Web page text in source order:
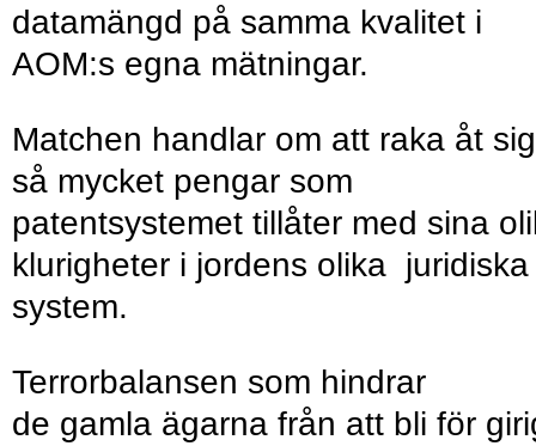
datamängd på samma kvalitet i
AOM:s egna mätningar.
Matchen handlar om att raka åt sig
så mycket pengar som
patentsystemet tillåter med sina
klurigheter i jordens olika juridiska
system.
Terrorbalansen som hindrar
de gamla ägarna från att bli för